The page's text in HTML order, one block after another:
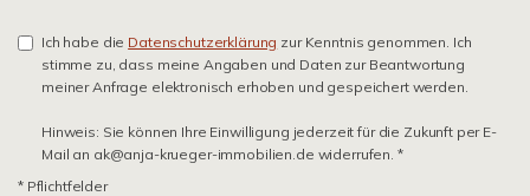
Ich habe die Datenschutzerklärung zur Kenntnis genommen. Ich
stimme zu, dass meine Angaben und Daten zur Beantwortung
meiner Anfrage elektronisch erhoben und gespeichert werden.
Hinweis: Sie können Ihre Einwilligung jederzeit für die Zukunft per E-
Mail an ak@anja-krueger-immobilien.de widerrufen. *
* Pflichtfelder